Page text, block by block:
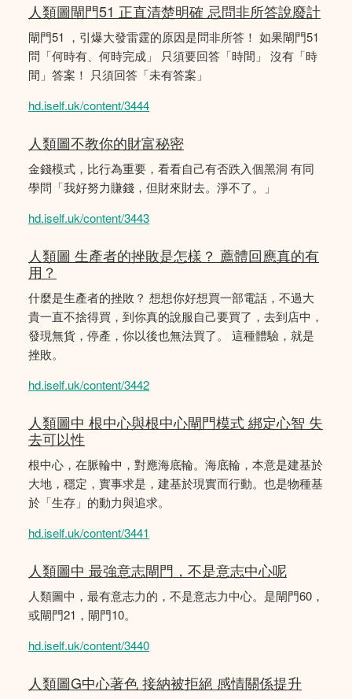
人類圖閘門51 正直清楚明確 忌問非所答說廢計
閘門51 ，引爆大發雷霆的原因是問非所答！ 如果閘門51
問「何時有、何時完成」 只須要回答「時間」 沒有「時
間」答案！ 只須回答「未有答案」
hd.iself.uk/content/3444
人類圖不教你的財富秘密
金錢模式，比行為重要，看看自己有否跌入個黑洞 有同
學問「我好努力賺錢，但財來財去。淨不了。」
hd.iself.uk/content/3443
人類圖 生產者的挫敗是怎樣？ 薦體回應真的有
用？
什麼是生產者的挫敗？ 想想你好想買一部電話，不過大
貴一直不捨得買，到你真的說服自己要買了，去到店中，
發現無貨，停產，你以後也無法買了。 這種體驗，就是
挫敗。
hd.iself.uk/content/3442
人類圖中 根中心與根中心閘門模式 綁定心智 失
去可以性
根中心，在脈輪中，對應海底輪。海底輪，本意是建基於
大地，穩定，實事求是，建基於現實而行動。也是物種基
於「生存」的動力與追求。
hd.iself.uk/content/3441
人類圖中 最強意志閘門，不是意志中心呢
人類圖中，最有意志力的，不是意志力中心。是閘門60，
或閘門21，閘門10。
hd.iself.uk/content/3440
人類圖G中心著色 接納被拒絕 感情關係提升